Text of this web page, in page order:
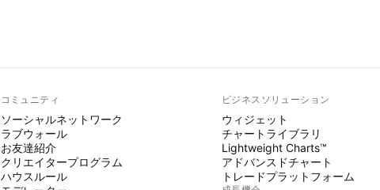
コミュニティ
ソーシャルネットワーク
ラブウォール
お友達紹介
クリエイタープログラム
ハウスルール
ビジネスソリューション
ウィジェット
チャートライブラリ
Lightweight Charts™
アドバンスドチャート
トレードプラットフォーム